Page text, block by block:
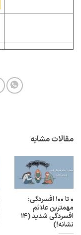
مقالات مشابه
۰ تا ۱۰۰ افسردگی:
مهمترین علائم
افسردگی شدید (۱۴
نشانه!)